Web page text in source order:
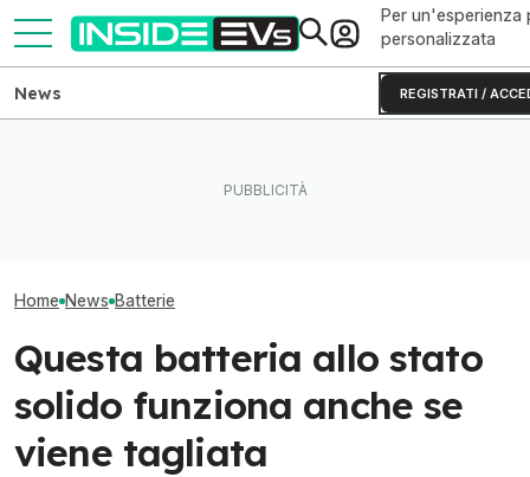
Per un'esperienza
personalizzata
REGISTRATI /
News
Home News Batterie
Questa batteria allo stato
solido funziona anche se
viene tagliata